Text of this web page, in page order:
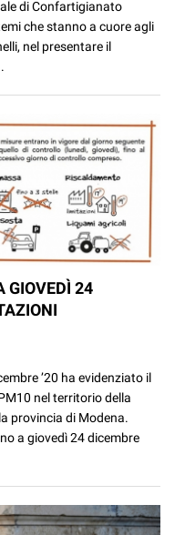
di Confartigianato
che stanno a cuore agli
nel presentare il
GIOVEDÌ 24
’20 ha evidenziato il
nel territorio della
provincia di Modena.
a giovedì 24 dicembre